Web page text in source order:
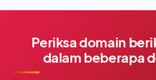
Periksa domain
dalam beberapa